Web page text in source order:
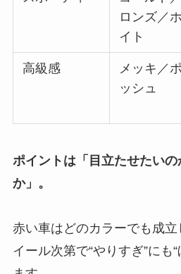
ロンズ／
イト
高級感
メッキ／
ッシュ
ポイントは「目立たせたい
か」。
赤い車はどのカラーでも成
イール次第で“やりすぎ”にも